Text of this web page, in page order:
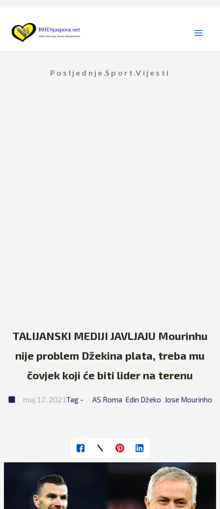
content
Posljednje ,Sport ,Vijesti
TALIJANSKI MEDIJI JAVLJAJU Mourinhu
nije problem Džekina plata, treba mu
čovjek koji će biti lider na terenu
maj 12, 2021Tag - AS Roma Edin Džeko Jose Mourinho